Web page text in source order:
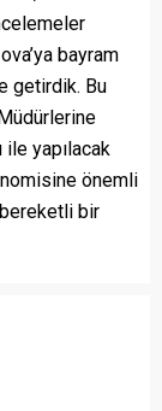
bayram
getirdik. Bu
yapılacak
önemli
bir